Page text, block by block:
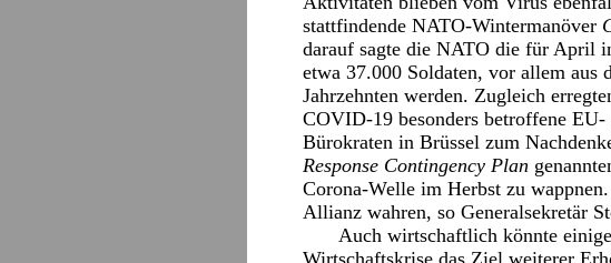
stattfindende NATO-Wintermanöver
darauf sagte die NATO die für April
etwa 37.000 Soldaten, vor allem aus
Jahrzehnten werden. Zugleich
COVID-19 besonders betroffene
Bürokraten in Brüssel zum
Response Contingency Plan
Corona-Welle im Herbst zu
Allianz wahren, so Generalsekretär
Auch wirtschaftlich könnte
Wirtschaftskrise das Ziel weiterer